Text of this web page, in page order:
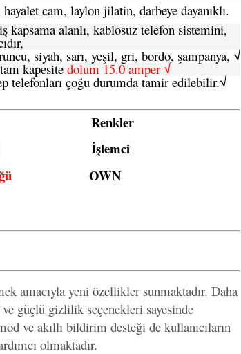
hayalet cam, laylon jilatin, darbeye dayanıklı.
kapsama alanlı, kablosuz telefon sistemini,
siyah, sarı, yeşil, gri, bordo, şampanya, √
kapesitedolum 15.0 amper √
telefonları çoğu durumda tamir edilebilir.√
Renkler
İşlemci
OWN
amacıyla yeni özellikler sunmaktadır. Daha
güçlü gizlilik seçenekleri sayesinde
ve akıllı bildirim desteği de kullanıcıların
olmaktadır.